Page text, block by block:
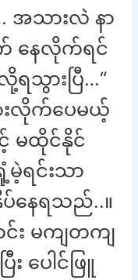
အသားလဲ နာ
နေလိုက်ရင်
သွားပြီ…“
းလိုက်ပေမယ့်
မထိုင်နိုင်
မဲ့ရင်းသာ
နေရသည်..။
း မကျတကျ
ပေါင်ဖြူ